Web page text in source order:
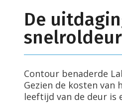
De
Contour benaderde
Gezien de kosten van
leeftijd van de deur is